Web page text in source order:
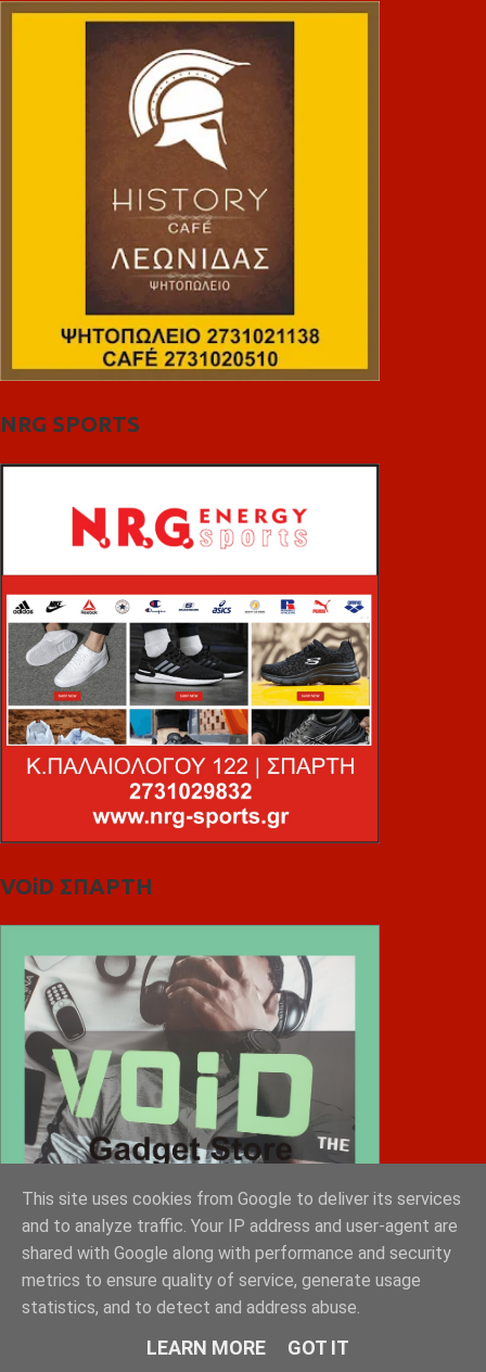
NRG SPORTS
VOiD ΣΠΑΡΤΗ
This site uses cookies from Google to deliver its services
and to analyze traffic. Your IP address and user-agent are
shared with Google along with performance and security
metrics to ensure quality of service, generate usage
statistics, and to detect and address abuse.
LEARN MORE GOT IT